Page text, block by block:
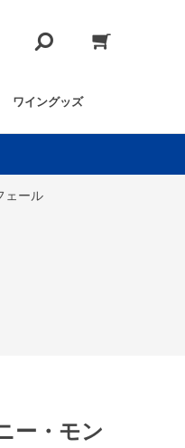
ワイングッズ
ェール
ー・モン